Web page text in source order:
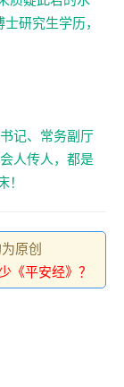
研究生学历，
记、常务副厅
人传人，都是
原创
《平安经》？